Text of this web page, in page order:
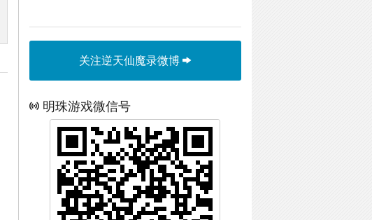
关注逆天仙魔录微博
明珠游戏微信号